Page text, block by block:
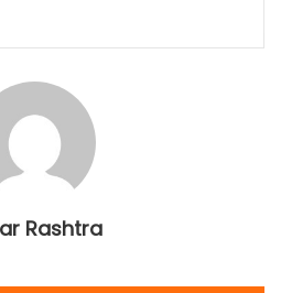
Rashtra